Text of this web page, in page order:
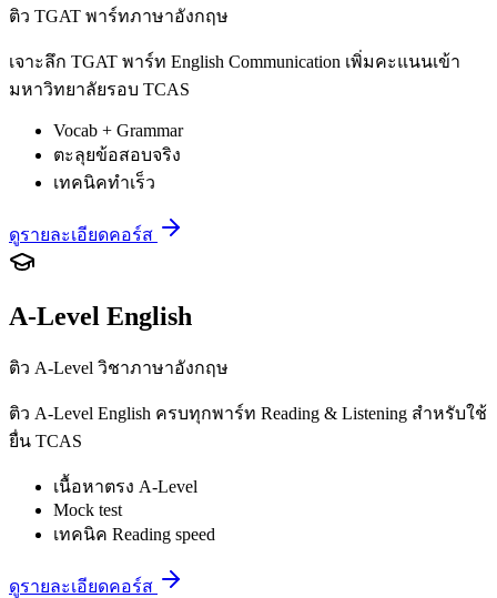
ติว TGAT พาร์ทภาษาอังกฤษ
เจาะลึก TGAT พาร์ท English Communication เพิ่มคะแนนเข้า
มหาวิทยาลัยรอบ TCAS
Vocab + Grammar
ตะลุยข้อสอบจริง
เทคนิคทำเร็ว
ดูรายละเอียดคอร์ส
A-Level English
ติว A-Level วิชาภาษาอังกฤษ
ติว A-Level English ครบทุกพาร์ท Reading & Listening สำหรับใช้
ยื่น TCAS
เนื้อหาตรง A-Level
Mock test
เทคนิค Reading speed
ดูรายละเอียดคอร์ส